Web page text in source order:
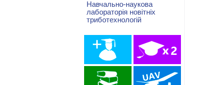
Навчально-наукова
лабораторія новітніх
триботехнологій